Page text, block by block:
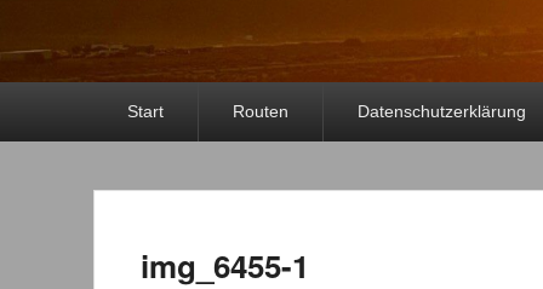
Start Routen Datenschutzerklärung
img_6455-1